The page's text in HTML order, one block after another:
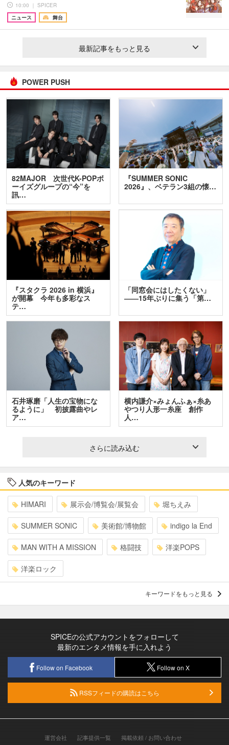
10:00 ｜ SPICER
ニュース
舞台
最新記事をもっと見る
POWER PUSH
82MAJOR 次世代K-POPボ
ーイズグループの“今”を
訊…
『SUMMER SONIC
2026』、ベテラン3組の懐…
『スタクラ 2026 in 横浜』
が開幕 今年も多彩なス
テ…
「同窓会にはしたくない」
――15年ぶりに集う「第…
石井琢磨「人生の宝物にな
るように」 初披露曲やレ
ア…
横内謙介×みょんふぁ×糸あ
やつり人形一糸座 創作
人…
さらに読み込む
人気のキーワード
HIMARI 展示会/博覧会/展覧会 堀ちえみ
SUMMER SONIC 美術館/博物館 indigo la End
MAN WITH A MISSION 格闘技 洋楽POPS
洋楽ロック
キーワードをもっと見る
SPICEの公式アカウントをフォローして
最新のエンタメ情報を手に入れよう
Follow on Facebook Follow on X
RSSフィードの購読はこちら
運営会社 記事提供一覧 掲載依頼 / お問い合わせ